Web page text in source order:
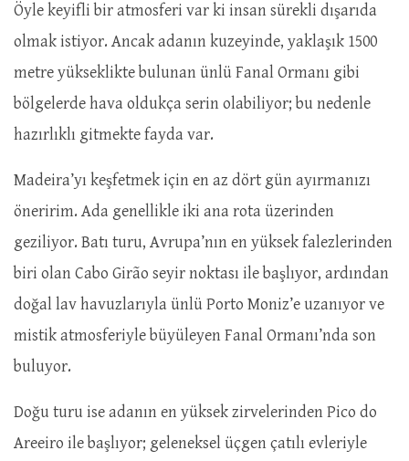
Öyle keyifli bir atmosferi var ki insan sürekli dışarıda
olmak istiyor. Ancak adanın kuzeyinde, yaklaşık 1500
metre yükseklikte bulunan ünlü Fanal Ormanı gibi
bölgelerde hava oldukça serin olabiliyor; bu nedenle
hazırlıklı gitmekte fayda var.
Madeira’yı keşfetmek için en az dört gün ayırmanızı
öneririm. Ada genellikle iki ana rota üzerinden
geziliyor. Batı turu, Avrupa’nın en yüksek falezlerinden
biri olan Cabo Girão seyir noktası ile başlıyor, ardından
doğal lav havuzlarıyla ünlü Porto Moniz’e uzanıyor ve
mistik atmosferiyle büyüleyen Fanal Ormanı’nda son
buluyor.
Doğu turu ise adanın en yüksek zirvelerinden Pico do
Areeiro ile başlıyor; geleneksel üçgen çatılı evleriyle